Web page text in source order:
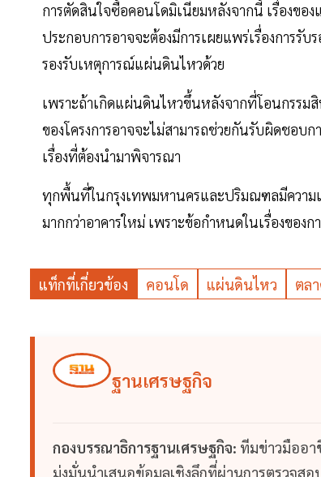
การตัดสินใจซื้อคอนโดมิเนียมหลังจากนี้ เรื่องข
ประกอบการอาจจะต้องมีการเผยแพร่เรื่องการรั
รองรับเหตุการณ์แผ่นดินไหวด้วย
เพราะถ้าเกิดแผ่นดินไหวขึ้นหลังจากที่โอนกรรม
ของโครงการอาจจะไม่สามารถช่วยกันรับผิดชอ
เรื่องที่ต้องนำมาพิจารณา
ทุกพื้นที่ในกรุงเทพมหานครและปริมณฑลมีความเ
มากกว่าอาคารใหม่ เพราะข้อกำหนดในเรื่องขอ
แท็กที่เกี่ยวข้อง คอนโด แผ่นดินไหว ตล
ฐานเศรษฐกิจ
กองบรรณาธิการฐานเศรษฐกิจ: ทีมข่าวมืออา
มุ่งมั่นนำเสนอข้อมูลเชิงลึกที่ผ่านการตรวจส